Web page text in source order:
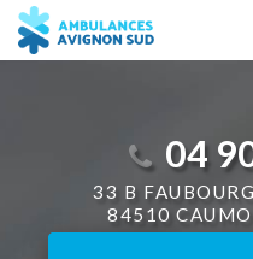
Aller
au
04
33 B
84510